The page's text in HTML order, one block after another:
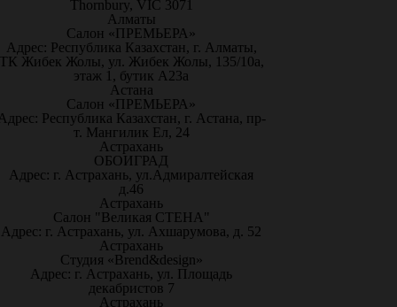
Thornbury, VIC 3071
Алматы
Салон «ПРЕМЬЕРА»
Адрес: Республика Казахстан, г. Алматы,
Жибек Жолы, ул. Жибек Жолы, 135/10а,
этаж 1, бутик А23а
Астана
Салон «ПРЕМЬЕРА»
Республика Казахстан, г. Астана, пр-
т. Мангилик Ел, 24
Астрахань
ОБОИГРАД
Адрес: г. Астрахань, ул.Адмиралтейская
д.46
Астрахань
Салон "Великая СТЕНА"
Адрес: г. Астрахань, ул. Ахшарумова, д. 52
Астрахань
Студия «Brend&design»
Адрес: г. Астрахань, ул. Площадь
декабристов 7
Астрахань